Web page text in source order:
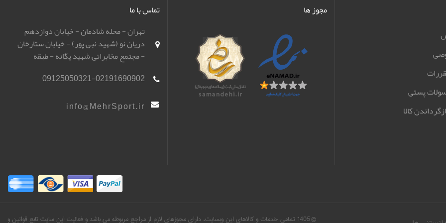
پستی
کالا
مجوز ها
تماس با ما
تهران - محله شادمان - خیابان دوازدهم
دریان نو (شهید نبی پور) - خیابان ستارخان
- مجتمع مخابراتی شهید یگانه - طبقه
(مهرگان)
09125050321-02191690902
info@MehrSport.ir
© 1405 تمامی خدمات و کالاهای این وبسایت، دارای مجوزهای لازم از مراجع مربوطه می باشد و فعالیت این سایت تابع قوانین و